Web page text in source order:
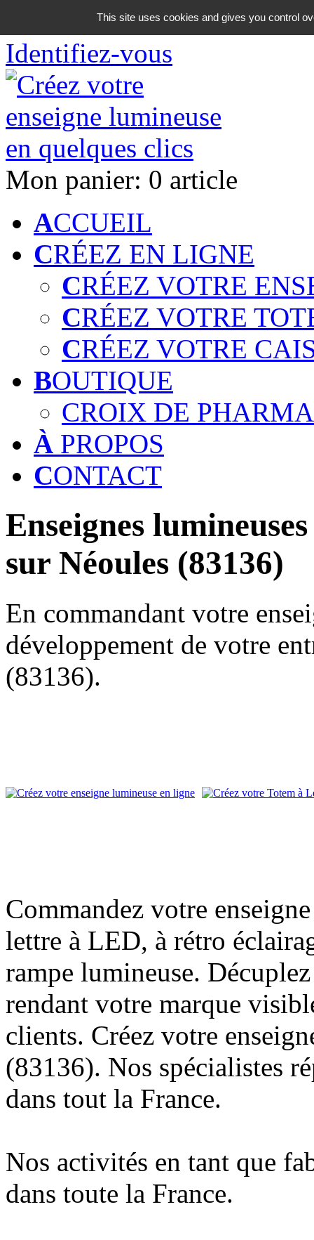
06 18 42 08 59
Identifiez-vous
Mon panier: 0 article
ACCUEIL
CRÉEZ EN LIGNE
CRÉEZ VOTRE
CRÉEZ VOTRE
CRÉEZ VOTRE
BOUTIQUE
CROIX DE
À PROPOS
CONTACT
Enseignes
sur Néoules (83136)
En commandant votre
développement de votre
(83136).
Commandez votre
lettre à LED, à rétro
rampe lumineuse.
rendant votre marque
clients. Créez votre
(83136). Nos spécialistes
dans tout la France.
Nos activités en tant que
dans toute la France.
This site uses cookies and gives you control